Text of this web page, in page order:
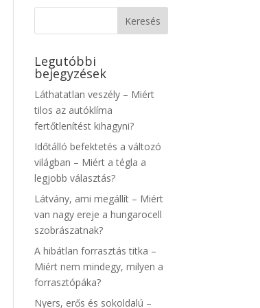
Legutóbbi
bejegyzések
Láthatatlan veszély – Miért
tilos az autóklíma
fertőtlenítést kihagyni?
Időtálló befektetés a változó
világban – Miért a tégla a
legjobb választás?
Látvány, ami megállít – Miért
van nagy ereje a hungarocell
szobrászatnak?
A hibátlan forrasztás titka –
Miért nem mindegy, milyen a
forrasztópáka?
Nyers, erős és sokoldalú –